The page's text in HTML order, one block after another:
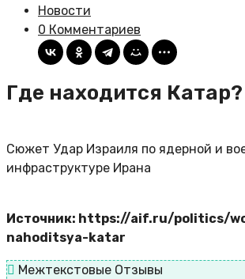
Новости
0 Комментариев
Где находится Катар?
Сюжет Удар Израиля по ядерной и
инфраструктуре Ирана
Источник: https://aif.ru/politics/
nahoditsya-katar
Межтекстовые Отзывы